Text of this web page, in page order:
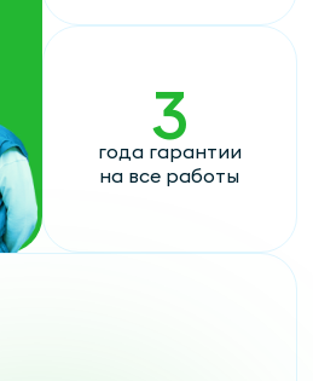
3
года гарантии
на все работы